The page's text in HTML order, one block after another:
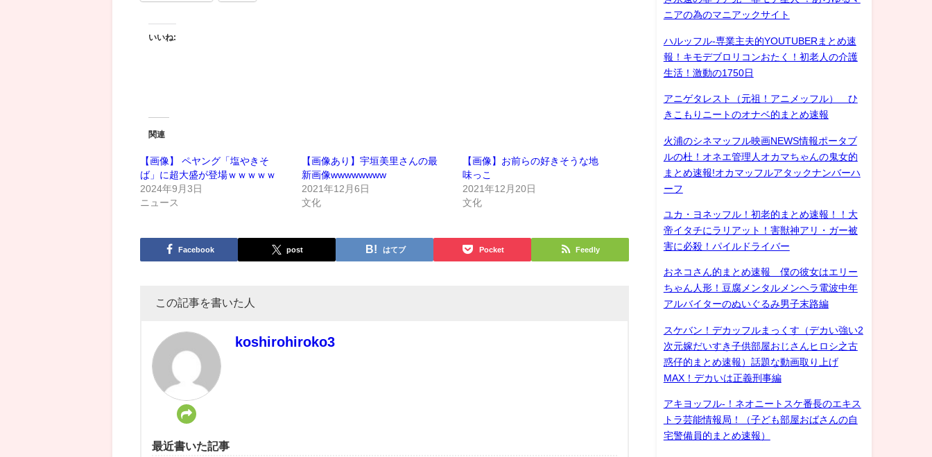
いいね:
関連
【画像】 ペヤング「塩やきそ
ば」に超大盛が登場ｗｗｗｗｗ
2024年9月3日
ニュース
【画像あり】宇垣美里さんの最
新画像wwwwwwww
2021年12月6日
文化
【画像】お前らの好きそうな地
味っこ
2021年12月20日
文化
Facebook post はてブ Pocket Feedly
この記事を書いた人
koshirohiroko3
最近書いた記事
ニアの為のマニアックサイト
ハルッフル-専業主夫的YOUTUBERまとめ速
報！キモデブロリコンおたく！初老人の介護
生活！激動の1750日
アニゲタレスト（元祖！アニメッフル） ひ
きこもりニートのオナベ的まとめ速報
火浦のシネマッフル映画NEWS情報ポータブ
ルの杜！オネエ管理人オカマちゃんの鬼女的
まとめ速報!オカマッフルアタックナンバーハ
ーフ
ユカ・ヨネッフル！初老的まとめ速報！！大
帝イタチにラリアット！害獣神アリ・ガー被
害に必殺！パイルドライバー
おネコさん的まとめ速報 僕の彼女はエリー
ちゃん人形！豆腐メンタルメンヘラ電波中年
アルバイターのぬいぐるみ男子末路編
スケバン！デカッフルまっくす（デカい強い2
次元嫁だいすき子供部屋おじさんヒロシ之古
惑仔的まとめ速報）話題な動画取り上げ
MAX！デカいは正義刑事編
アキヨッフル-！ネオニートスケ番長のエキス
トラ芸能情報局！（子ども部屋おばさんの自
宅警備員的まとめ速報）